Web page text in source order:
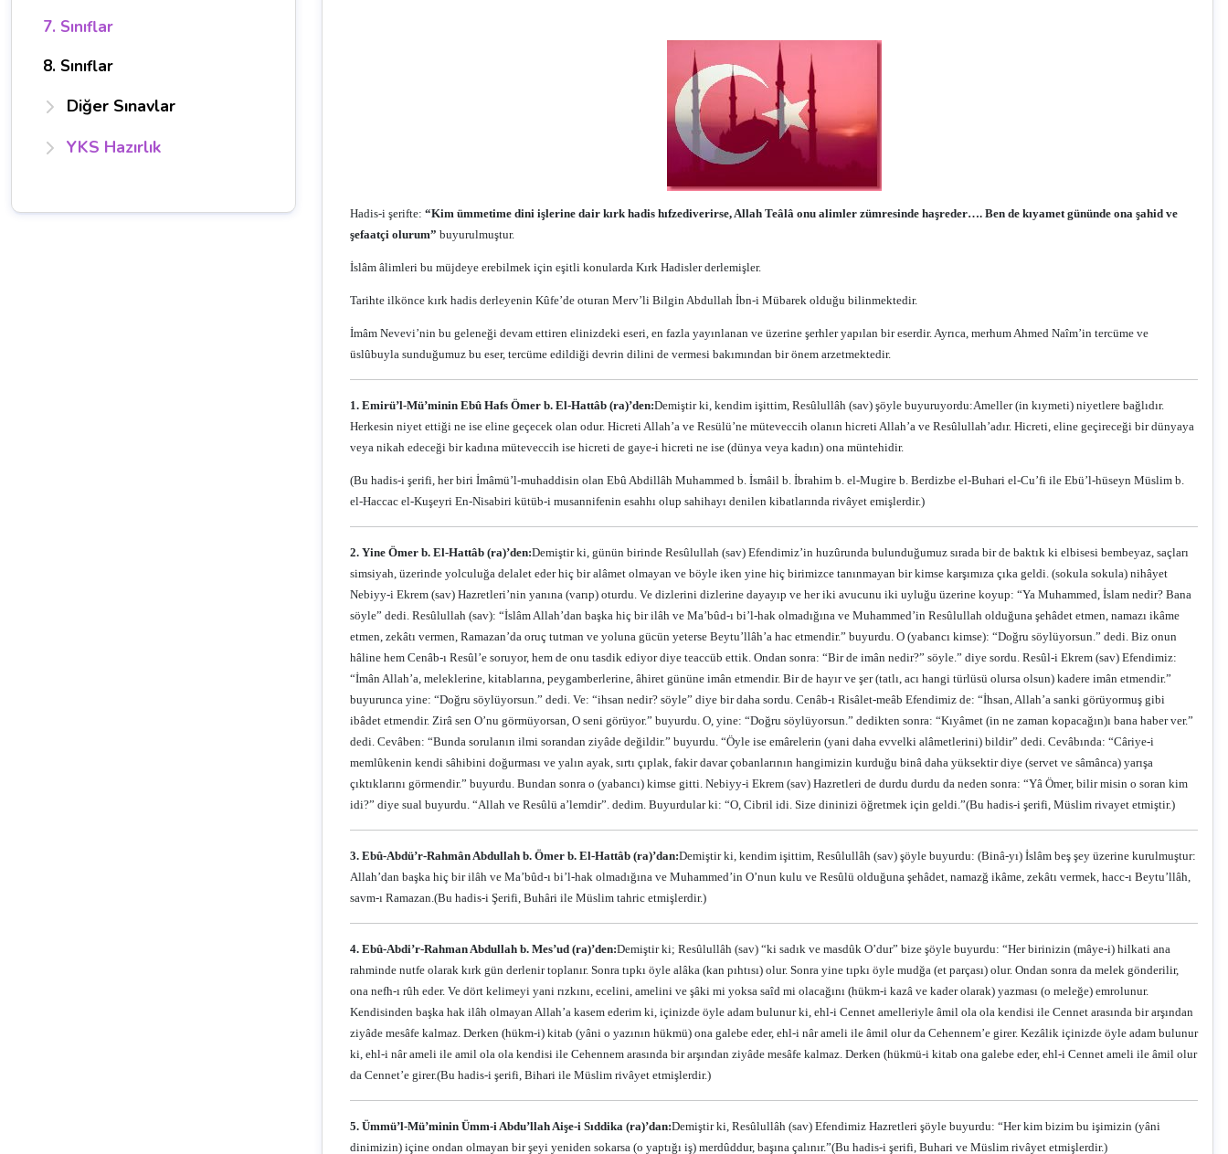
7. Sınıflar
8. Sınıflar
Diğer Sınavlar
YKS Hazırlık
Hadis-i şerifte: “Kim ümmetime dini işlerine dair kırk hadis hıfzediverirse, Allah Teâlâ onu alimler zümresinde haşreder…. Ben de kıyamet gününde ona şahid ve
şefaatçi olurum” buyurulmuştur.
İslâm âlimleri bu müjdeye erebilmek için eşitli konularda Kırk Hadisler derlemişler.
Tarihte ilkönce kırk hadis derleyenin Kûfe’de oturan Merv’li Bilgin Abdullah İbn-i Mübarek olduğu bilinmektedir.
İmâm Nevevi’nin bu geleneği devam ettiren elinizdeki eseri, en fazla yayınlanan ve üzerine şerhler yapılan bir eserdir. Ayrıca, merhum Ahmed Naîm’in tercüme ve
üslûbuyla sunduğumuz bu eser, tercüme edildiği devrin dilini de vermesi bakımından bir önem arzetmektedir.
1. Emirü’l-Mü’minin Ebû Hafs Ömer b. El-Hattâb (ra)’den:Demiştir ki, kendim işittim, Resûlullâh (sav) şöyle buyuruyordu:Ameller (in kıymeti) niyetlere bağlıdır.
Herkesin niyet ettiği ne ise eline geçecek olan odur. Hicreti Allah’a ve Resülü’ne müteveccih olanın hicreti Allah’a ve Resûlullah’adır. Hicreti, eline geçireceği bir dünyaya
veya nikah edeceği bir kadına müteveccih ise hicreti de gaye-i hicreti ne ise (dünya veya kadın) ona müntehidir.
(Bu hadis-i şerifi, her biri İmâmü’l-muhaddisin olan Ebû Abdillâh Muhammed b. İsmâil b. İbrahim b. el-Mugire b. Berdizbe el-Buhari el-Cu’fi ile Ebü’l-hüseyn Müslim b.
el-Haccac el-Kuşeyri En-Nisabiri kütüb-i musannifenin esahhı olup sahihayı denilen kibatlarında rivâyet emişlerdir.)
2. Yine Ömer b. El-Hattâb (ra)’den:Demiştir ki, günün birinde Resûlullah (sav) Efendimiz’in huzûrunda bulunduğumuz sırada bir de baktık ki elbisesi bembeyaz, saçları
simsiyah, üzerinde yolculuğa delalet eder hiç bir alâmet olmayan ve böyle iken yine hiç birimizce tanınmayan bir kimse karşımıza çıka geldi. (sokula sokula) nihâyet
Nebiyy-i Ekrem (sav) Hazretleri’nin yanına (varıp) oturdu. Ve dizlerini dizlerine dayayıp ve her iki avucunu iki uyluğu üzerine koyup: “Ya Muhammed, İslam nedir? Bana
söyle” dedi. Resûlullah (sav): “İslâm Allah’dan başka hiç bir ilâh ve Ma’bûd-ı bi’l-hak olmadığına ve Muhammed’in Resûlullah olduğuna şehâdet etmen, namazı ikâme
etmen, zekâtı vermen, Ramazan’da oruç tutman ve yoluna gücün yeterse Beytu’llâh’a hac etmendir.” buyurdu. O (yabancı kimse): “Doğru söylüyorsun.” dedi. Biz onun
hâline hem Cenâb-ı Resûl’e soruyor, hem de onu tasdik ediyor diye teaccüb ettik. Ondan sonra: “Bir de imân nedir?” söyle.” diye sordu. Resûl-i Ekrem (sav) Efendimiz:
“İmân Allah’a, meleklerine, kitablarına, peygamberlerine, âhiret gününe imân etmendir. Bir de hayır ve şer (tatlı, acı hangi türlüsü olursa olsun) kadere imân etmendir.”
buyurunca yine: “Doğru söylüyorsun.” dedi. Ve: “ihsan nedir? söyle” diye bir daha sordu. Cenâb-ı Risâlet-meâb Efendimiz de: “İhsan, Allah’a sanki görüyormuş gibi
ibâdet etmendir. Zirâ sen O’nu görmüyorsan, O seni görüyor.” buyurdu. O, yine: “Doğru söylüyorsun.” dedikten sonra: “Kıyâmet (in ne zaman kopacağın)ı bana haber ver.”
dedi. Cevâben: “Bunda sorulanın ilmi sorandan ziyâde değildir.” buyurdu. “Öyle ise emârelerin (yani daha evvelki alâmetlerini) bildir” dedi. Cevâbında: “Câriye-i
memlûkenin kendi sâhibini doğurması ve yalın ayak, sırtı çıplak, fakir davar çobanlarının hangimizin kurduğu binâ daha yüksektir diye (servet ve sâmânca) yarışa
çıktıklarını görmendir.” buyurdu. Bundan sonra o (yabancı) kimse gitti. Nebiyy-i Ekrem (sav) Hazretleri de durdu durdu da neden sonra: “Yâ Ömer, bilir misin o soran kim
idi?” diye sual buyurdu. “Allah ve Resûlü a’lemdir”. dedim. Buyurdular ki: “O, Cibril idi. Size dininizi öğretmek için geldi.”(Bu hadis-i şerifi, Müslim rivayet etmiştir.)
3. Ebû-Abdü’r-Rahmân Abdullah b. Ömer b. El-Hattâb (ra)’dan:Demiştir ki, kendim işittim, Resûlullâh (sav) şöyle buyurdu: (Binâ-yı) İslâm beş şey üzerine kurulmuştur:
Allah’dan başka hiç bir ilâh ve Ma’bûd-ı bi’l-hak olmadığına ve Muhammed’in O’nun kulu ve Resûlü olduğuna şehâdet, namazğ ikâme, zekâtı vermek, hacc-ı Beytu’llâh,
savm-ı Ramazan.(Bu hadis-i Şerifi, Buhâri ile Müslim tahric etmişlerdir.)
4. Ebû-Abdi’r-Rahman Abdullah b. Mes’ud (ra)’den:Demiştir ki; Resûlullâh (sav) “ki sadık ve masdûk O’dur” bize şöyle buyurdu: “Her birinizin (mâye-i) hilkati ana
rahminde nutfe olarak kırk gün derlenir toplanır. Sonra tıpkı öyle alâka (kan pıhtısı) olur. Sonra yine tıpkı öyle mudğa (et parçası) olur. Ondan sonra da melek gönderilir,
ona nefh-ı rûh eder. Ve dört kelimeyi yani rızkını, ecelini, amelini ve şâki mi yoksa saîd mi olacağını (hükm-i kazâ ve kader olarak) yazması (o meleğe) emrolunur.
Kendisinden başka hak ilâh olmayan Allah’a kasem ederim ki, içinizde öyle adam bulunur ki, ehl-i Cennet amelleriyle âmil ola ola kendisi ile Cennet arasında bir arşından
ziyâde mesâfe kalmaz. Derken (hükm-i) kitab (yâni o yazının hükmü) ona galebe eder, ehl-i nâr ameli ile âmil olur da Cehennem’e girer. Kezâlik içinizde öyle adam bulunur
ki, ehl-i nâr ameli ile amil ola ola kendisi ile Cehennem arasında bir arşından ziyâde mesâfe kalmaz. Derken (hükmü-i kitab ona galebe eder, ehl-i Cennet ameli ile âmil olur
da Cennet’e girer.(Bu hadis-i şerifi, Bihari ile Müslim rivâyet etmişlerdir.)
5. Ümmü’l-Mü’minin Ümm-i Abdu’llah Aişe-i Sıddika (ra)’dan:Demiştir ki, Resûlullâh (sav) Efendimiz Hazretleri şöyle buyurdu: “Her kim bizim bu işimizin (yâni
dinimizin) içine ondan olmayan bir şeyi yeniden sokarsa (o yaptığı iş) merdûddur, başına çalınır.”(Bu hadis-i şerifi, Buhari ve Müslim rivâyet etmişlerdir.)